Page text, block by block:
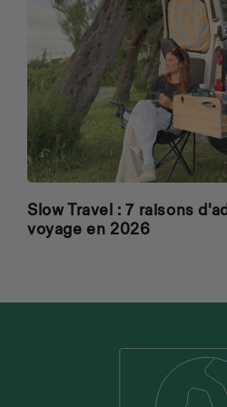
Slow Travel : 7 raisons
voyage en 2026